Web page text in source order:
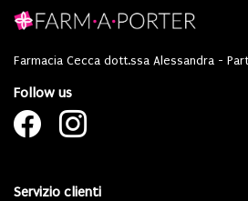
Farmacia Cecca dott.ssa Alessandra -
Follow us
Servizio clienti